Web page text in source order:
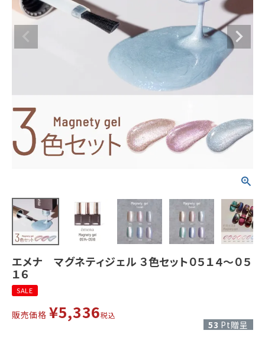
エメナ マグネティジェル ３色セット０５１４～０５
１６
SALE
販売価格 ¥5,336税込
53 Pt贈呈